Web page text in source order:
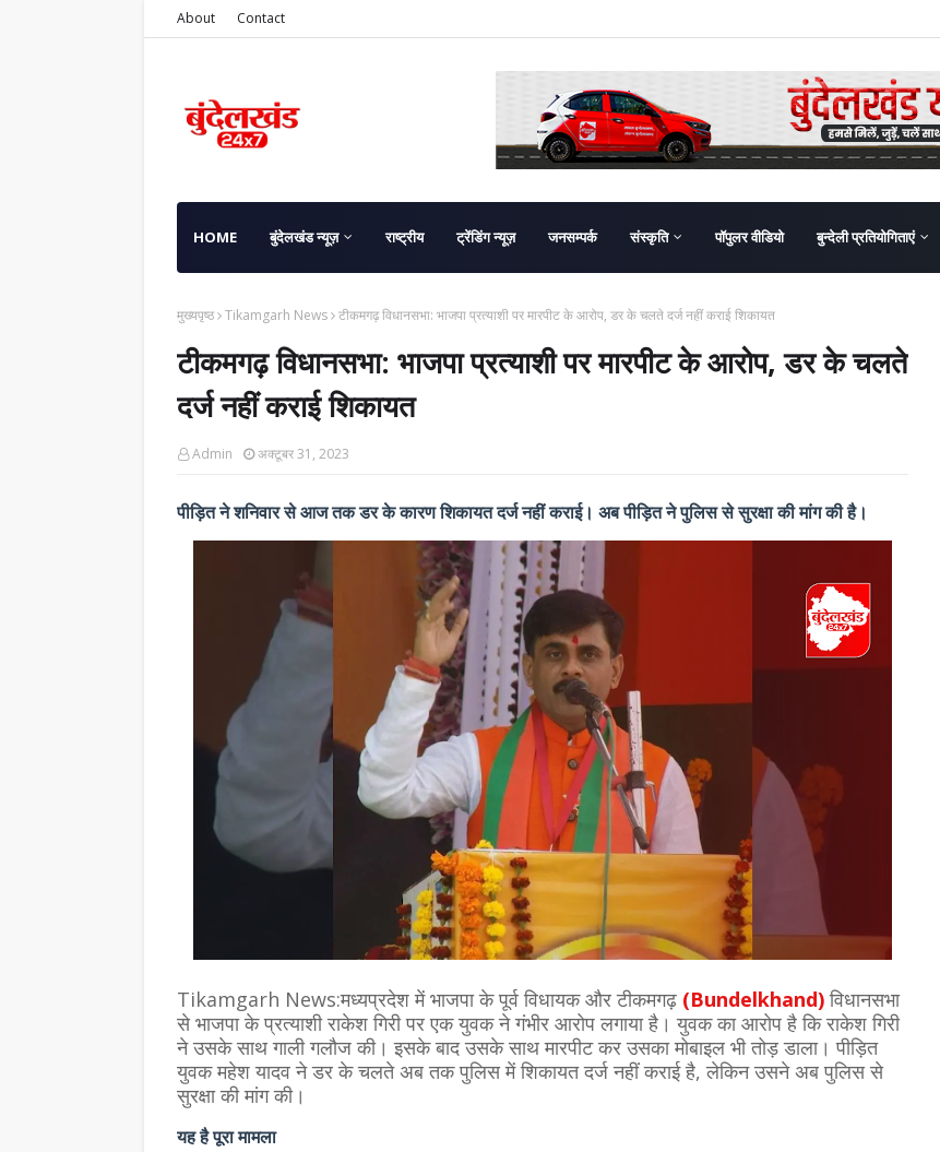
About Contact
HOME बुंदेलखंड न्यूज़ राष्ट्रीय ट्रेंडिंग न्यूज़ जनसम्पर्क संस्कृति पॉपुलर वीडियो बुन्देली प्रतियोगिताएं
मुख्यपृष्ठ Tikamgarh News टीकमगढ़ विधानसभा: भाजपा प्रत्याशी पर मारपीट के आरोप, डर के चलते दर्ज नहीं कराई शिकायत
टीकमगढ़ विधानसभा: भाजपा प्रत्याशी पर मारपीट के आरोप, डर के चलते
दर्ज नहीं कराई शिकायत
Admin अक्टूबर 31, 2023
पीड़ित ने शनिवार से आज तक डर के कारण शिकायत दर्ज नहीं कराई। अब पीड़ित ने पुलिस से सुरक्षा की मांग की है।
Tikamgarh News:मध्यप्रदेश में भाजपा के पूर्व विधायक और टीकमगढ़ (Bundelkhand)विधानसभा
से भाजपा के प्रत्याशी राकेश गिरी पर एक युवक ने गंभीर आरोप लगाया है। युवक का आरोप है कि राकेश गिरी
ने उसके साथ गाली गलौज की। इसके बाद उसके साथ मारपीट कर उसका मोबाइल भी तोड़ डाला। पीड़ित
युवक महेश यादव ने डर के चलते अब तक पुलिस में शिकायत दर्ज नहीं कराई है, लेकिन उसने अब पुलिस से
सुरक्षा की मांग की।
यह है पूरा मामला